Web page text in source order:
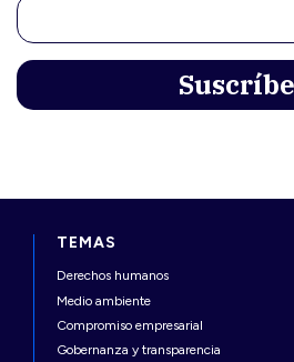
TEMAS
Derechos humanos
Medio ambiente
Compromiso empresarial
Gobernanza y transparencia